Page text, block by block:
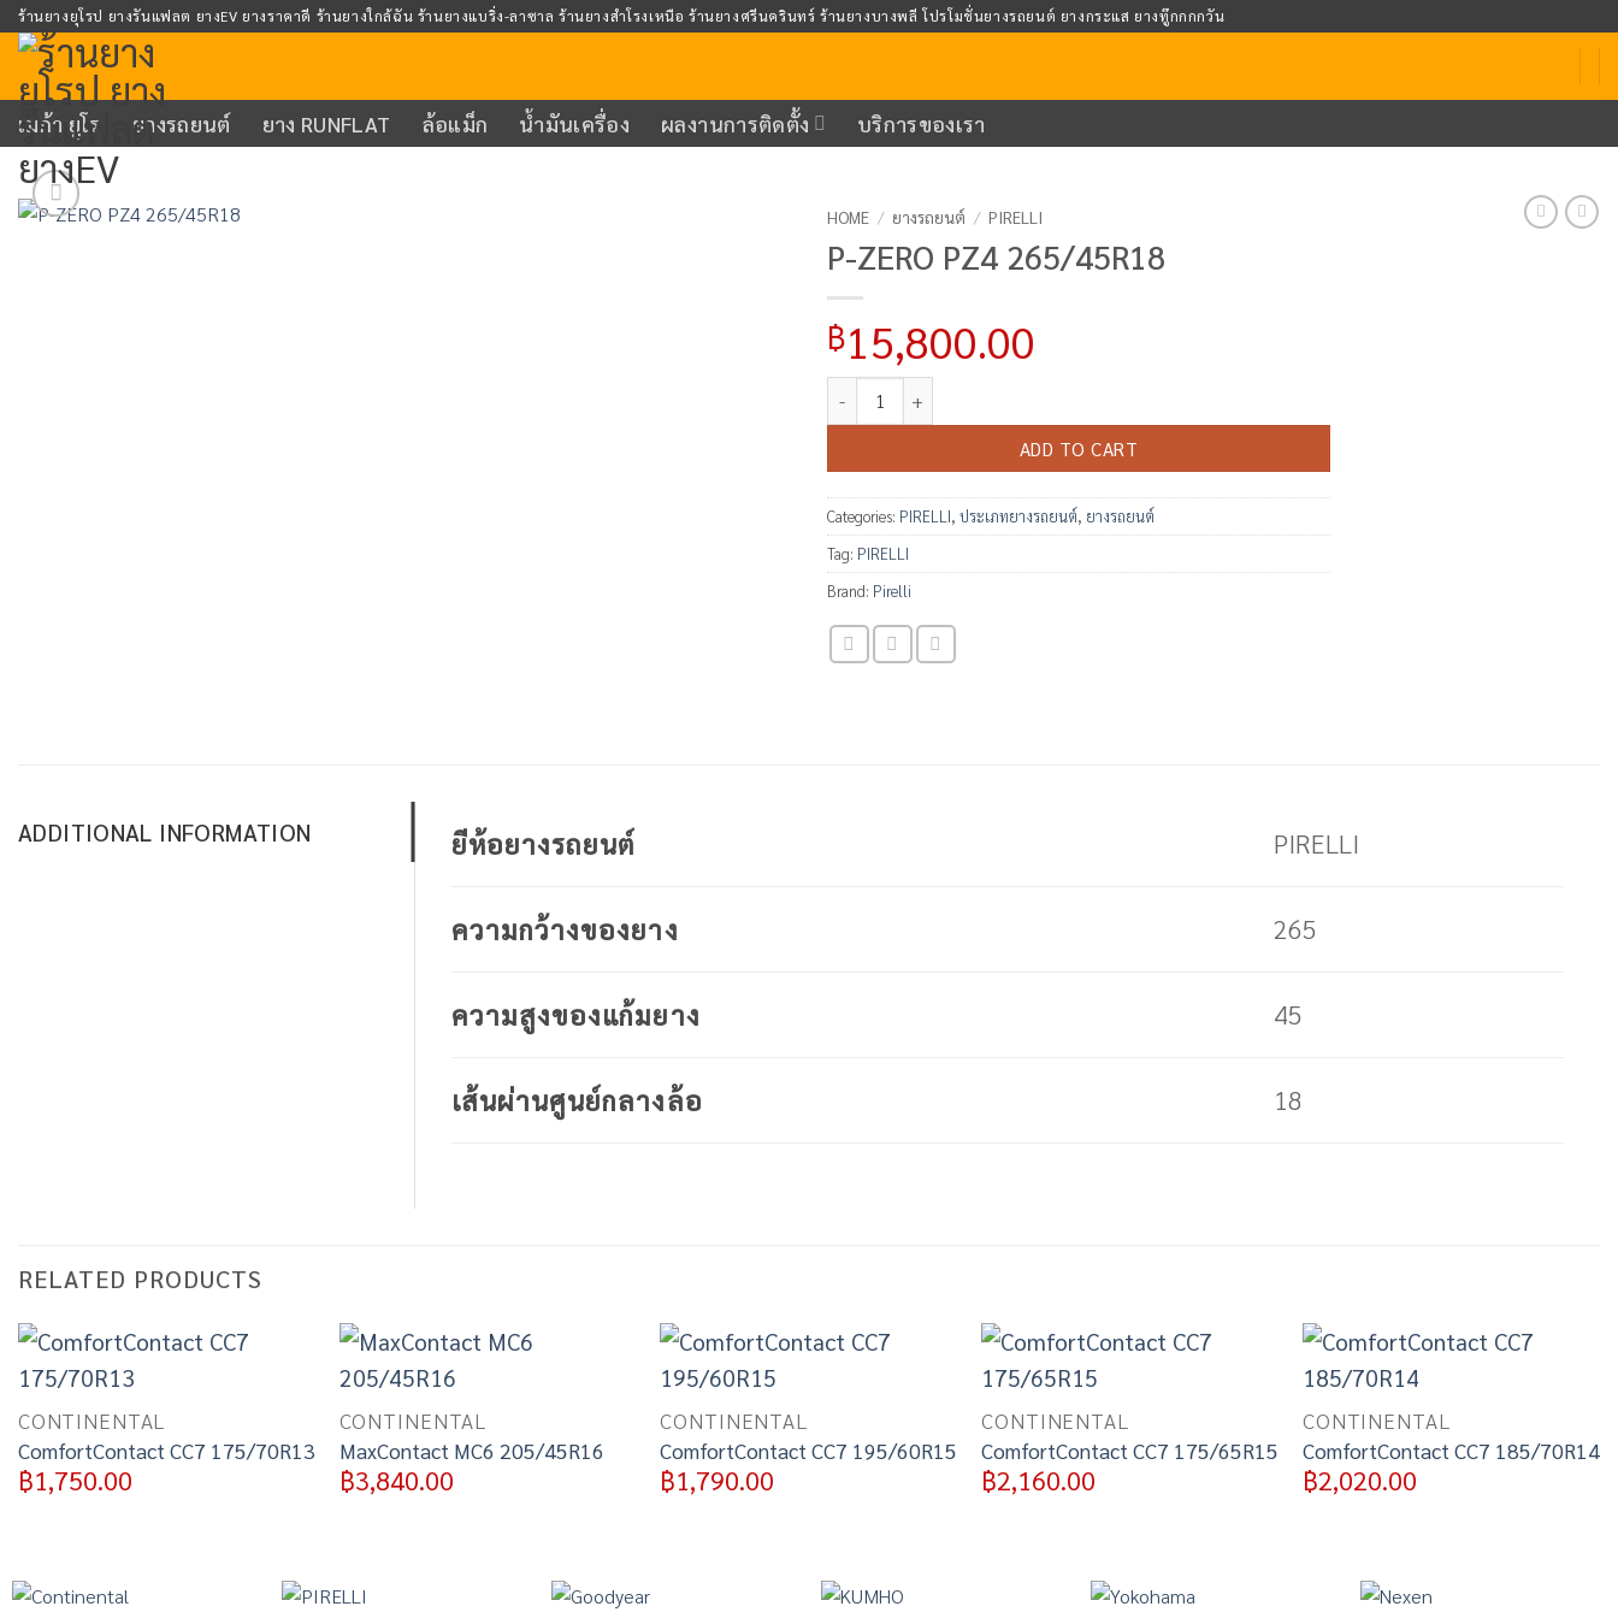
Skip
content
ร้านยางยุโรป ยางรันแฟลต ยางEV ยางราคาดี ร้านยางใกล้ฉัน ร้านยางแบริ่ง-ลาซาล ร้านยางสำโรงเหนือ ร้านยางศรีนครินทร์ ร้านยางบางพลี โปรโมชั่นยางรถยนต์ ยางกระแส ยางทู๊กกกกวัน
เมก้า ยูโร ยางรถยนต์ ยาง RUNFLAT ล้อแม็ก น้ำมันเครื่อง ผลงานการติดตั้ง บริการของเรา
HOME / ยางรถยนต์ / PIRELLI
P-ZERO PZ4 265/45R18
฿15,800.00
ADD TO CART
Categories: PIRELLI, ประเภทยางรถยนต์, ยางรถยนต์
Tag: PIRELLI
Brand: Pirelli
ADDITIONAL INFORMATION ยีห้อยางรถยนต์ PIRELLI
ความกว้างของยาง 265
ความสูงของแก้มยาง 45
เส้นผ่านศูนย์กลางล้อ 18
RELATED PRODUCTS
CONTINENTAL
ComfortContact CC7 175/70R13
฿1,750.00
CONTINENTAL
MaxContact MC6 205/45R16
฿3,840.00
CONTINENTAL
ComfortContact CC7 195/60R15
฿1,790.00
CONTINENTAL
ComfortContact CC7 175/65R15
฿2,160.00
CONTINENTAL
ComfortContact CC7 185/70R14
฿2,020.00